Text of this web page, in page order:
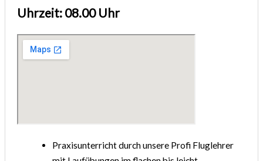
Uhrzeit: 08.00 Uhr
Praxisunterricht durch unsere Profi Fluglehrer